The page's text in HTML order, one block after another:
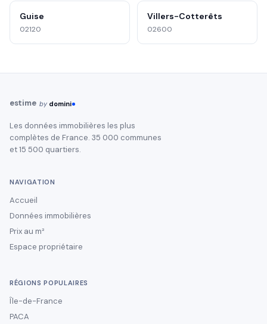
Guise
02120
Villers-Cotterêts
02600
estime by domini
Les données immobilières les plus
complètes de France. 35 000 communes
et 15 500 quartiers.
NAVIGATION
Accueil
Données immobilières
Prix au m²
Espace propriétaire
RÉGIONS POPULAIRES
Île-de-France
PACA